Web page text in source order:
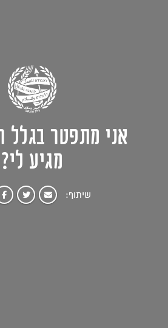
אני מתפטר בגלל
מגיע לי?
שיתוף: